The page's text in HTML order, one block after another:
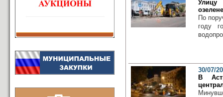
Улицу
По
году
30/07/
В